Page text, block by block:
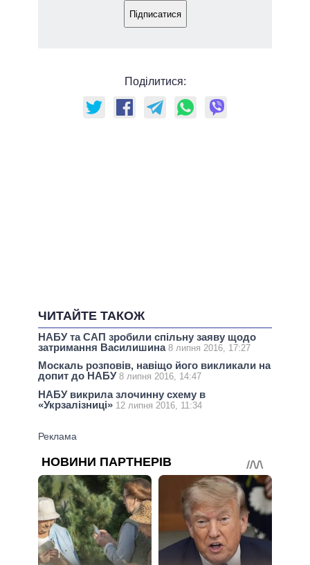
Підписатися
Поділитися:
ЧИТАЙТЕ ТАКОЖ
НАБУ та САП зробили спільну заяву щодо
затримання Василишина 8 липня 2016, 17:27
Москаль розповів, навіщо його викликали на
допит до НАБУ 8 липня 2016, 14:47
НАБУ викрила злочинну схему в
«Укрзалізниці» 12 липня 2016, 11:34